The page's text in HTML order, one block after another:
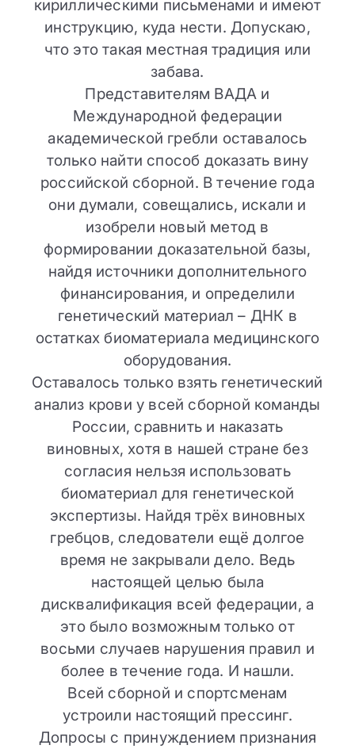
кириллическими письменами и имеют
инструкцию, куда нести. Допускаю,
что это такая местная традиция или
забава.
Представителям ВАДА и
Международной федерации
академической гребли оставалось
только найти способ доказать вину
российской сборной. В течение года
они думали, совещались, искали и
изобрели новый метод в
формировании доказательной базы,
найдя источники дополнительного
финансирования, и определили
генетический материал – ДНК в
остатках биоматериала медицинского
оборудования.
Оставалось только взять генетический
анализ крови у всей сборной команды
России, сравнить и наказать
виновных, хотя в нашей стране без
согласия нельзя использовать
биоматериал для генетической
экспертизы. Найдя трёх виновных
гребцов, следователи ещё долгое
время не закрывали дело. Ведь
настоящей целью была
дисквалификация всей федерации, а
это было возможным только от
восьми случаев нарушения правил и
более в течение года. И нашли.
Всей сборной и спортсменам
устроили настоящий прессинг.
Допросы с принуждением признания